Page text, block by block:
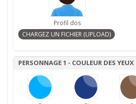
Profil dos
PERSONNAGE 1 - COULEUR DES YEUX